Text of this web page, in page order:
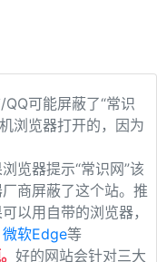
QQ可能屏蔽了“常识
浏览器打开的，因为
览器提示“常识网”该
商屏蔽了这个站。推
以用自带的浏览器，
微软Edge等
好的网站会针对三大